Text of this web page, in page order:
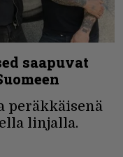
saapuvat
peräkkäisenä
linjalla.